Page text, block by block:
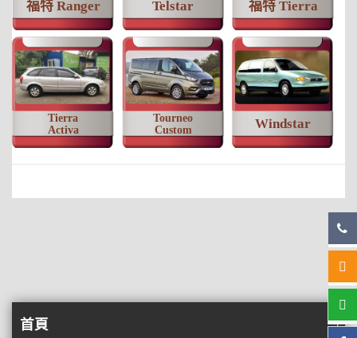
福特 Ranger Telstar 福特 Tierra
Tierra
Activa
Tourneo
Custom
Windstar
首頁